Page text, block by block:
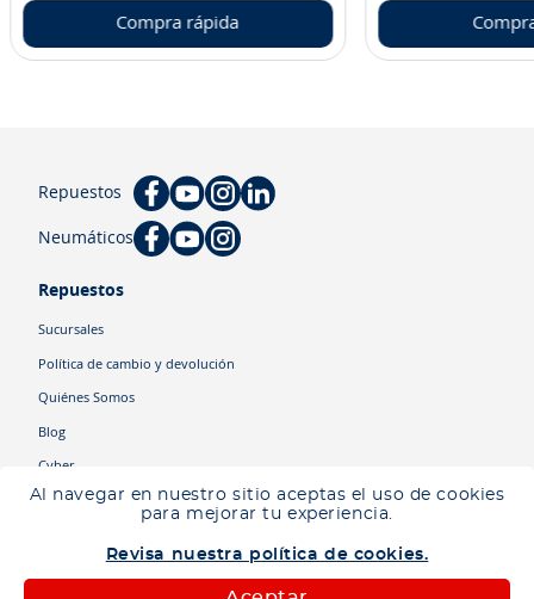
Al navegar en nuestro sitio aceptas el uso de cookies
para mejorar tu experiencia.
Revisa nuestra política de cookies.
Compra rápida
Repuestos
Neumáticos
Repuestos
Sucursales
Política de cambio y devolución
Quiénes Somos
Blog
Cyber